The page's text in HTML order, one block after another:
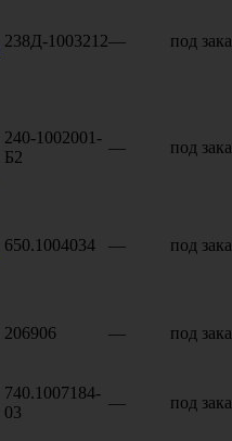
238Д-1003212— под
240-1002001-
Б2
— под
650.1004034 — под
206906 — под
740.1007184-
03
— под